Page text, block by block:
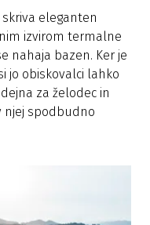
skriva eleganten
izvirom termalne
nahaja bazen. Ker je
jo obiskovalci lahko
za želodec in
njej spodbudno